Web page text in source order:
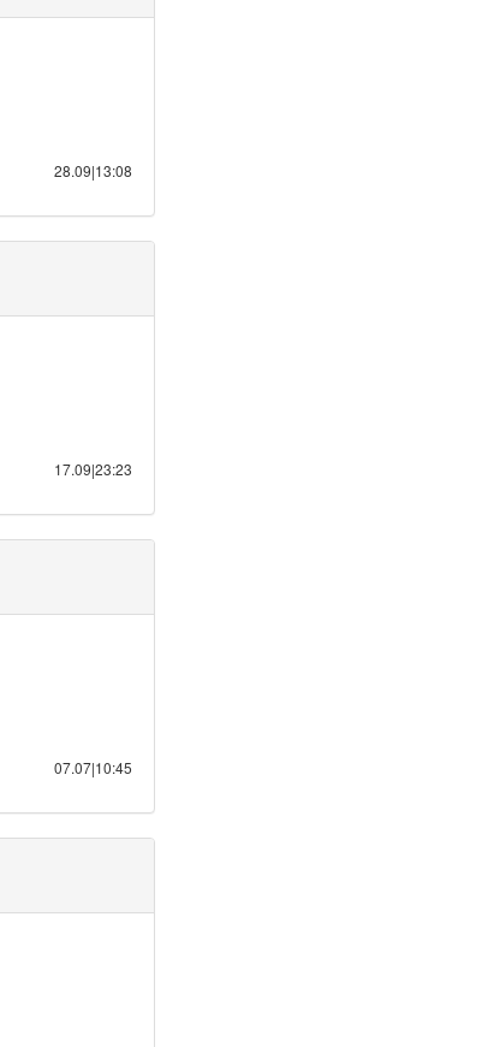
28.09|13:08
17.09|23:23
07.07|10:45